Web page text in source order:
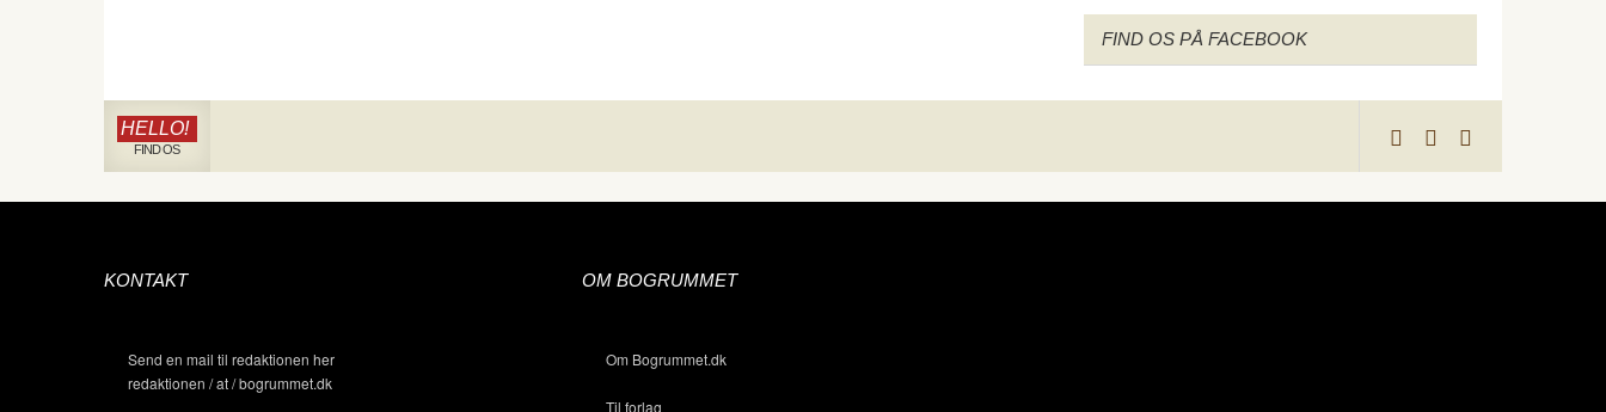
FIND OS PÅ FACEBOOK
HELLO!
FIND OS
KONTAKT
Send en mail til redaktionen her
redaktionen / at / bogrummet.dk
OM BOGRUMMET
Om Bogrummet.dk
Til forlag